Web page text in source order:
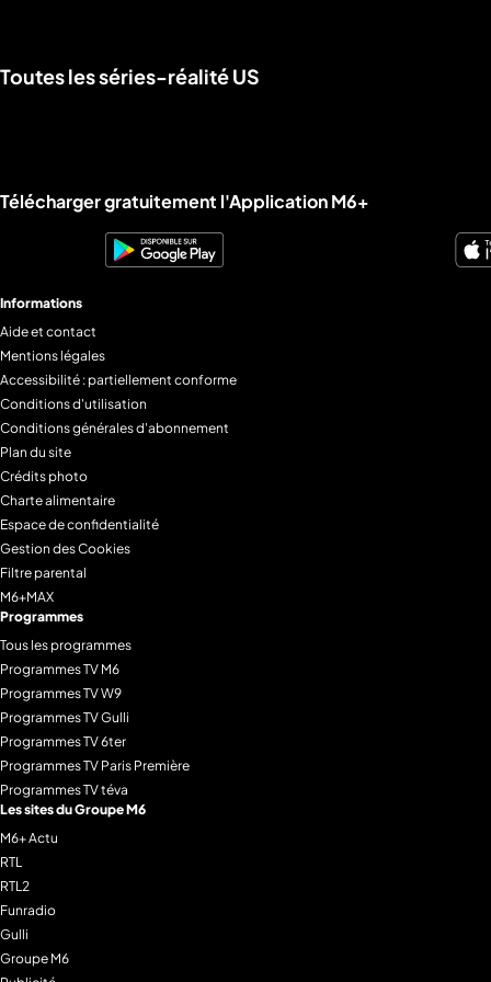
Toutes les séries-réalité US
Liens utiles M6+.
Télécharger gratuitement l'Application M6+
Informations
Aide et contact
Mentions légales
Accessibilité : partiellement conforme
Conditions d'utilisation
Conditions générales d'abonnement
Plan du site
Crédits photo
Charte alimentaire
Espace de confidentialité
Gestion des Cookies
Filtre parental
M6+MAX
Programmes
Tous les programmes
Programmes TV M6
Programmes TV W9
Programmes TV Gulli
Programmes TV 6ter
Programmes TV Paris Première
Programmes TV téva
Les sites du Groupe M6
M6+ Actu
RTL
RTL2
Funradio
Gulli
Groupe M6